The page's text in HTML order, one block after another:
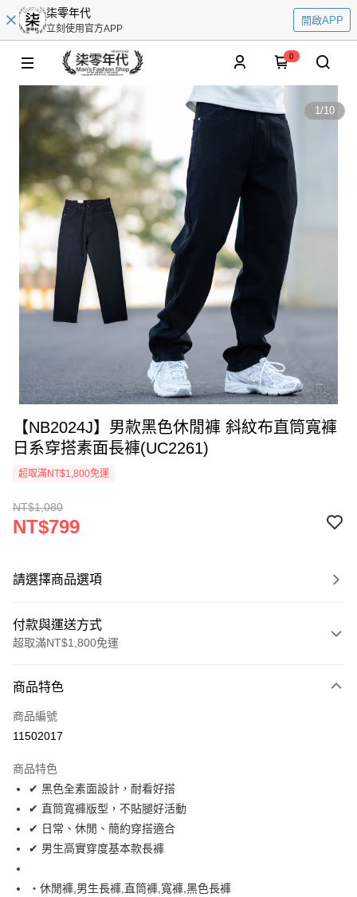
柒零年代
立刻使用官方APP
開啟APP
0
1/10
【NB2024J】男款黑色休閒褲 斜紋布直筒寬褲
日系穿搭素面長褲(UC2261)
超取滿NT$1,800免運
NT$1,080
NT$799
請選擇商品選項
付款與運送方式
超取滿NT$1,800免運
信用卡一次付款
超商取貨付款
Apple Pay
街口支付
悠遊付
Google Pay
商品特色
商品編號
11502017
商品特色
✔ 黑色全素面設計，耐看好搭
✔ 直筒寬褲版型，不貼腿好活動
✔ 日常、休閒、簡約穿搭適合
✔ 男生高實穿度基本款長褲
‧休閒褲,男生長褲,直筒褲,寬褲,黑色長褲